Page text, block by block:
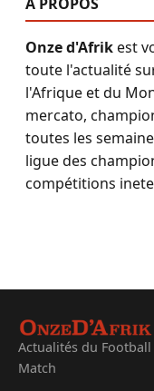
Onze d'Afrikest
toute l'actualité
l'Afrique et du
mercato,
toutes les
ligue des
compétitions
Actualités du
Match